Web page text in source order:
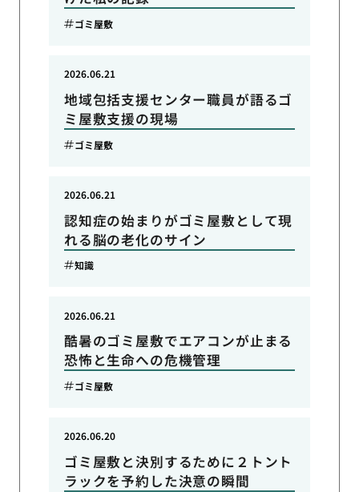
ゴミ屋敷
地域包括支援センター職員が語るゴ
ミ屋敷支援の現場
2026.06.21
ゴミ屋敷
認知症の始まりがゴミ屋敷として現
れる脳の老化のサイン
2026.06.21
知識
酷暑のゴミ屋敷でエアコンが止まる
恐怖と生命への危機管理
2026.06.21
ゴミ屋敷
ゴミ屋敷と決別するために２トント
ラックを予約した決意の瞬間
2026.06.20